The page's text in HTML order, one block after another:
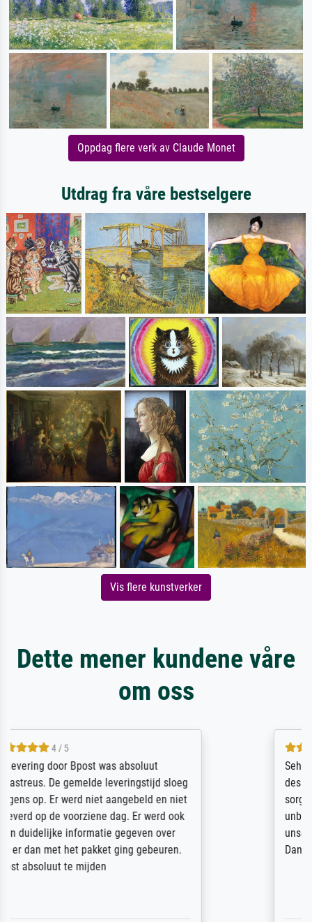
Oppdag flere verk av Claude Monet
Utdrag fra våre bestselgere
Vis flere kunstverker
Dette mener kundene våre
om oss
Sehr gute Qualität des Leinwanddrucks und
des Rahmens! Unser Bild wurde sehr
sorgfältig und sicher verpackt, so dass es
unbeschadet bei uns ankam. Es wird nicht
unser letzter Meisterdruck sein. Vielen
Dank!